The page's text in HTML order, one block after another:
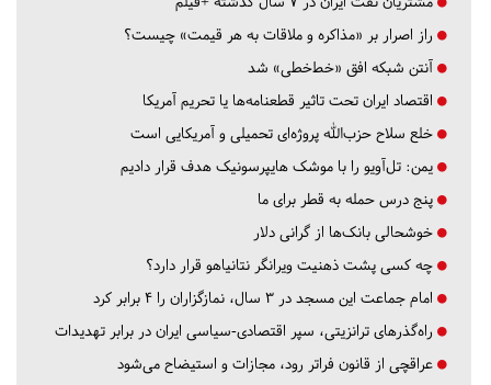
راز اصرار بر «مذاکره و ملاقات به هر قیمت» چیست؟
آنتن شبکه افق «خط‌خطی» شد
اقتصاد ایران تحت تاثیر قطعنامه‌ها یا تحریم‌ آمریکا
خلع سلاح حزب‌الله پروژه‌ای تحمیلی و آمریکایی است
یمن: تل‌آویو را با موشک هایپرسونیک هدف قرار دادیم
پنج درس‌ حمله به قطر برای ما
خوشحالی بانک‌ها از گرانی دلار
چه کسی پشت ذهنیت ویرانگر نتانیاهو قرار دارد؟
امام جماعت این مسجد در ۳ سال، نمازگزاران را ۴ برابر کرد
راه‌گذرهای ترانزیتی، سپر اقتصادی-سیاسی ایران در برابر تهدیدات
عراقچی از قانون فراتر رود، مجازات و استیضاح می‌شود